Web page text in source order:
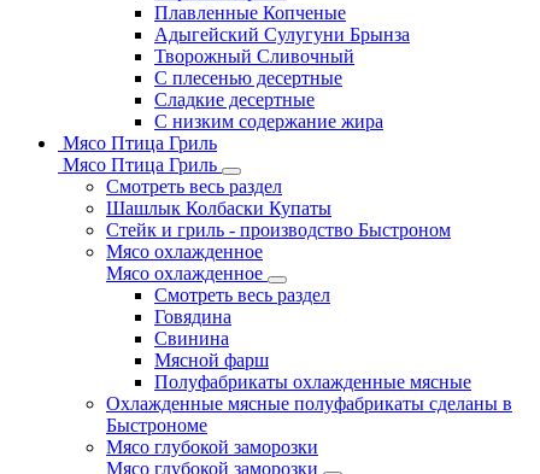
Плавленные Копченые
Адыгейский Сулугуни Брынза
Творожный Сливочный
С плесенью десертные
Сладкие десертные
С низким содержание жира
Мясо Птица Гриль
Мясо Птица Гриль
Смотреть весь раздел
Шашлык Колбаски Купаты
Стейк и гриль - производство Быстроном
Мясо охлажденное
Мясо охлажденное
Смотреть весь раздел
Говядина
Свинина
Мясной фарш
Полуфабрикаты охлажденные мясные
Охлажденные мясные полуфабрикаты сделаны в
Быстрономе
Мясо глубокой заморозки
Мясо глубокой заморозки